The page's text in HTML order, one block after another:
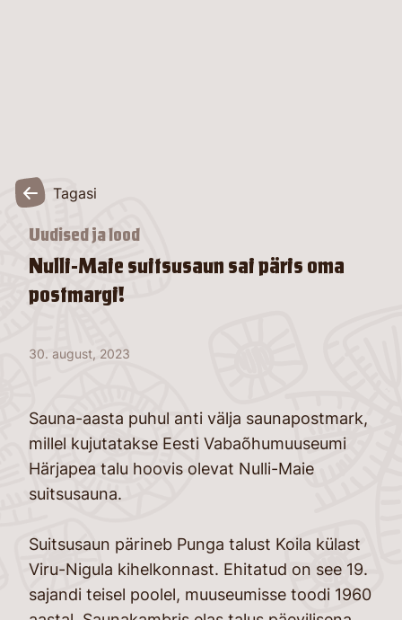
Tagasi
Uudised ja lood
Nulli-Maie suitsusaun sai päris oma
postmargi!
30. august, 2023
Sauna-aasta puhul anti välja saunapostmark,
millel kujutatakse Eesti Vabaõhumuuseumi
Härjapea talu hoovis olevat Nulli-Maie
suitsusauna.
Suitsusaun pärineb Punga talust Koila külast
Viru-Nigula kihelkonnast. Ehitatud on see 19.
sajandi teisel poolel, muuseumisse toodi 1960